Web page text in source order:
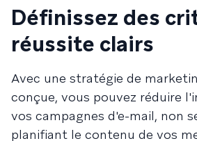
Définissez des
réussite clairs
Avec une stratégie de
conçue, vous pouvez réduire
vos campagnes d'e-mail, non
planifiant le contenu de vos